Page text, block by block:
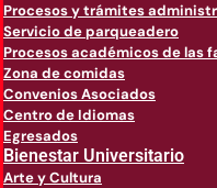
Procesos y trámites
Servicio de parqueadero
Procesos académicos de las
Zona de comidas
Convenios Asociados
Centro de Idiomas
Egresados
Bienestar Universitario
Arte y Cultura